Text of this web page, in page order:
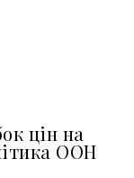
цін на
ООН